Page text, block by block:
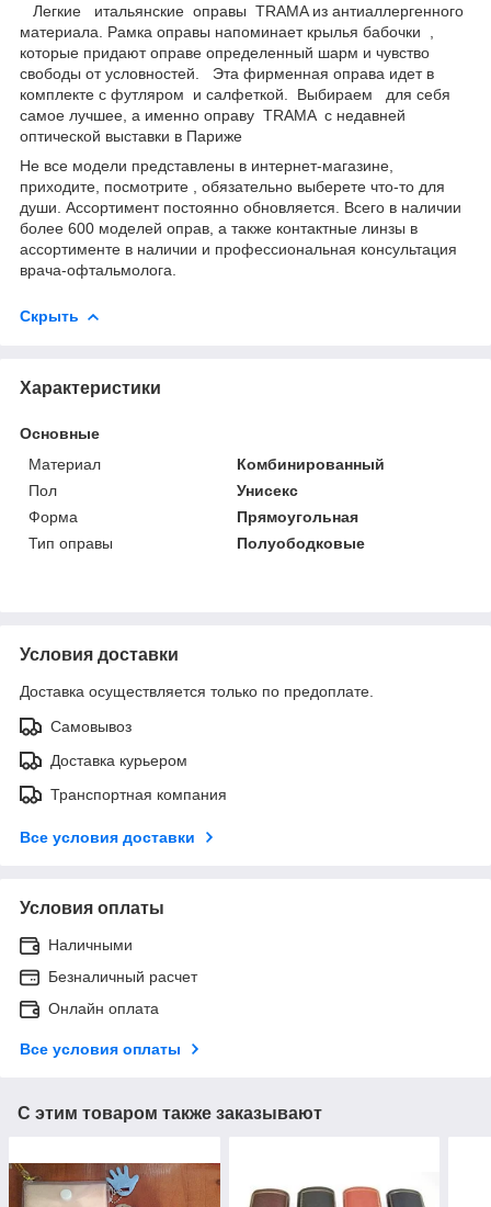
Легкие итальянские оправы TRAMA из антиаллергенного
материала. Рамка оправы напоминает крылья бабочки ,
которые придают оправе определенный шарм и чувство
свободы от условностей. Эта фирменная оправа идет в
комплекте с футляром и салфеткой. Выбираем для себя
самое лучшее, а именно оправу TRAMA с недавней
оптической выставки в Париже
Не все модели представлены в интернет-магазине,
приходите, посмотрите , обязательно выберете что-то для
души. Ассортимент постоянно обновляется. Всего в наличии
более 600 моделей оправ, а также контактные линзы в
ассортименте в наличии и профессиональная консультация
врача-офтальмолога.
Скрыть
Характеристики
Основные
Материал
Комбинированный
Пол
Унисекс
Форма
Прямоугольная
Тип оправы
Полуободковые
Условия доставки
Доставка осуществляется только по предоплате.
Самовывоз
Доставка курьером
Транспортная компания
Все условия доставки
Условия оплаты
Наличными
Безналичный расчет
Онлайн оплата
Все условия оплаты
С этим товаром также заказывают